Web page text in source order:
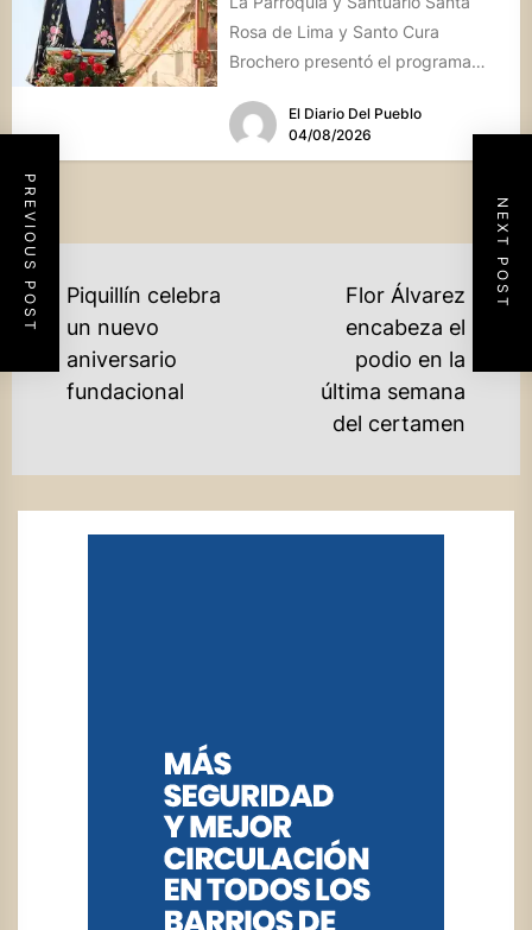
PREVIOUS POST NEXT POST
Rosa de Lima y Santo Cura
Brochero presentó el programa
El Diario Del Pueblo
04/08/2026
NAVEGACIÓN
DE
ENTRADAS
Previous
post:
Piquillín celebra
un nuevo
aniversario
fundacional
Flor Álvarez
encabeza el
podio en la
última semana
del certamen